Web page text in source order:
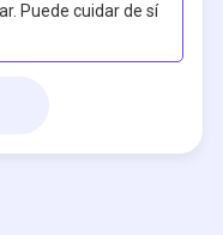
Puede cuidar de sí